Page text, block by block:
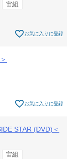
宙組
お気に入りに登録
お気に入りに登録
STAR (DVD)＜
宙組